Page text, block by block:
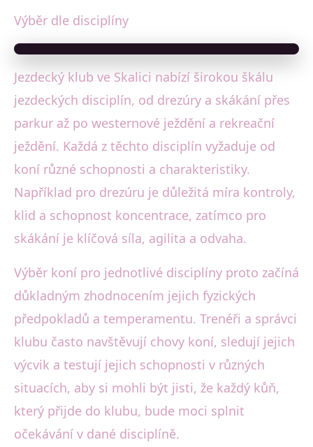
Výběr dle disciplíny
Jezdecký klub ve Skalici nabízí širokou škálu
jezdeckých disciplín, od drezúry a skákání přes
parkur až po westernové ježdění a rekreační
ježdění. Každá z těchto disciplín vyžaduje od
koní různé schopnosti a charakteristiky.
Například pro drezúru je důležitá míra kontroly,
klid a schopnost koncentrace, zatímco pro
skákání je klíčová síla, agilita a odvaha.
Výběr koní pro jednotlivé disciplíny proto začíná
důkladným zhodnocením jejich fyzických
předpokladů a temperamentu. Trenéři a správci
klubu často navštěvují chovy koní, sledují jejich
výcvik a testují jejich schopnosti v různých
situacích, aby si mohli být jisti, že každý kůň,
který přijde do klubu, bude moci splnit
očekávání v dané disciplíně.